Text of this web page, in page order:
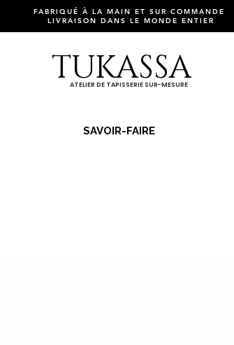
FABRIQUÉ À LA MAIN ET SUR COMMANDE
LIVRAISON DANS LE MONDE ENTIER
TUKASSA
ATELIER DE TAPISSERIE SUR-MESURE
SAVOIR-FAIRE